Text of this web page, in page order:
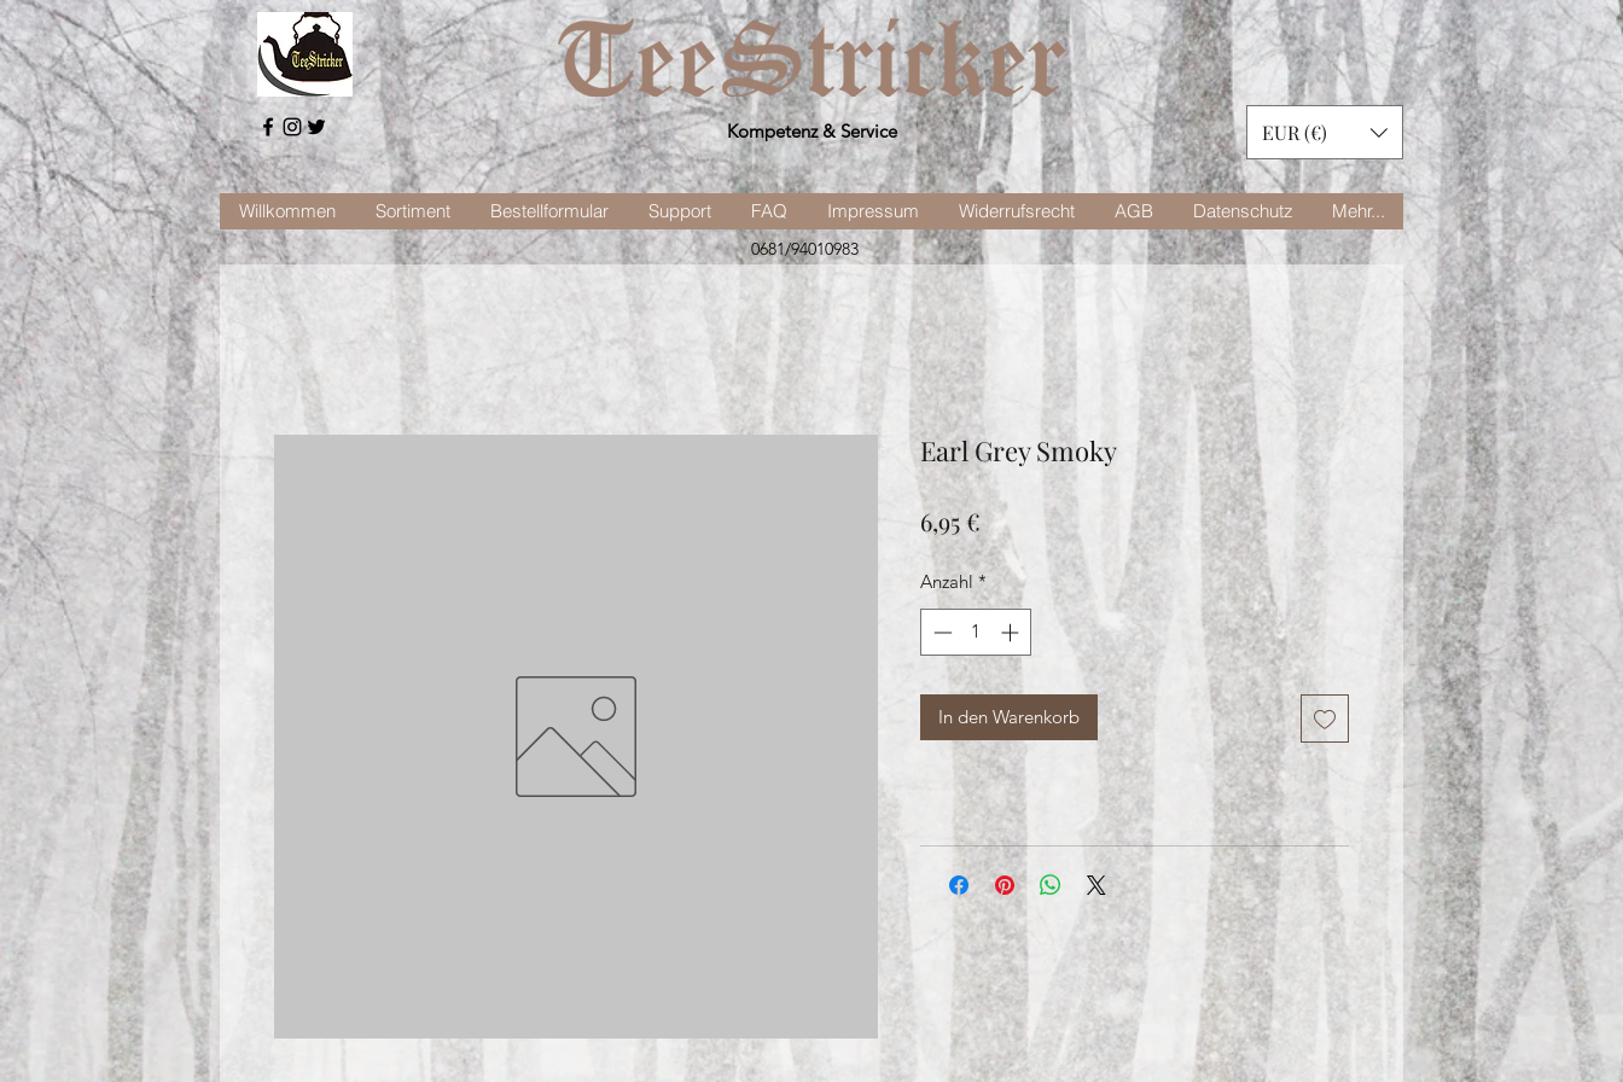
Kompetenz & Service EUR (€)
Willkommen Sortiment Bestellformular Support FAQ Impressum Widerrufsrecht AGB Datenschutz Mehr...
0681/94010983
Earl Grey Smoky
6,95 €Preis
Anzahl *
In den Warenkorb